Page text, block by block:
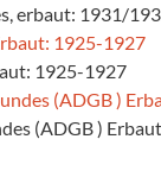
erbaut: 1931/
1925-1927
(ADGB )